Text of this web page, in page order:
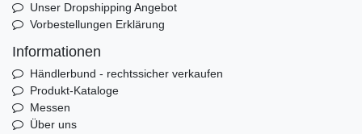
Unser Dropshipping Angebot
Vorbestellungen Erklärung
Informationen
Händlerbund - rechtssicher verkaufen
Produkt-Kataloge
Messen
Über uns